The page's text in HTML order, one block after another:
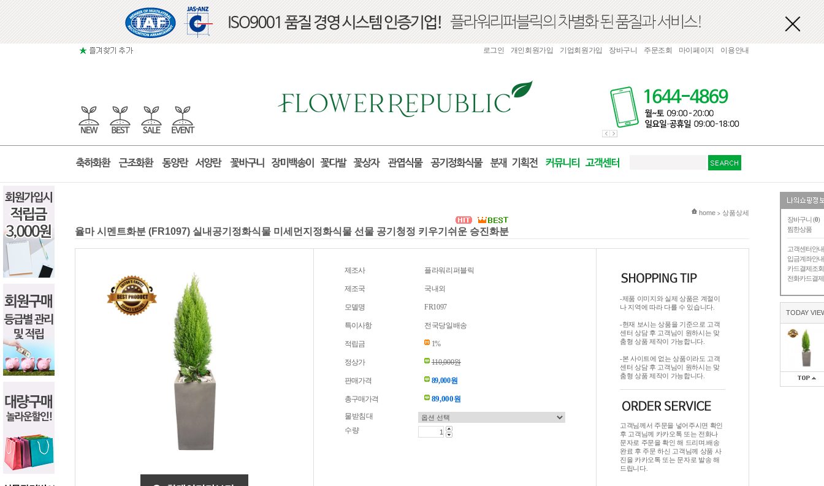
장바구니 (0)
찜한상품
고객센터안내
입금계좌안내
카드결제조회
전화카드결제
TODAY
로그인 개인회원가입 기업회원가입 장바구니 주문조회 마이페이지 이용안내
현재 위치
home > 상품상세
율마 시멘트화분 (FR1097) 실내공기정화식물 미세먼지정화식물 선물 공기청정 키우기쉬운 승진화분
제조사 플라워리퍼블릭
제조국 국내외
모델명 FR1097
특이사항 전국당일배송
적립금 1%
정상가 110,000원
판매가격 89,000원
총구매가격 89,000원
물받침대
수량
-제품 이미지와 실제 상품은 계절이
나 지역에 따라 다를 수 있습니다.
-현재 보시는 상품을 기준으로 고객
센터 상담 후 고객님이 원하시는 맞
춤형 상품 제작이 가능합니다.
-본 사이트에 없는 상품이라도 고객
센터 상담 후 고객님이 원하시는 맞
춤형 상품 제작이 가능합니다.
고객님께서 주문을 넣어주시면 확인
후 고객님께 카카오톡 또는 전화나
문자로 주문을 확인 해 드리며.배송
완료 후 주문 하신 고객님께 상품 사
진을 카카오톡 또는 문자로 발송 해
드립니다.